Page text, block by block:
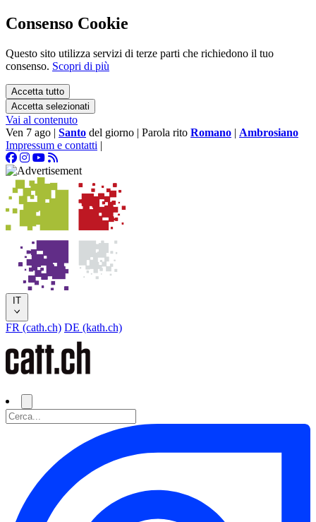
Consenso Cookie
Questo sito utilizza servizi di terze parti che richiedono il tuo
consenso. Scopri di più
Accetta tutto
Accetta selezionati
Vai al contenuto
Ven 7 ago | Santo del giorno | Parola rito Romano | Ambrosiano
Impressum e contatti |
IT
FR (cath.ch) DE (kath.ch)